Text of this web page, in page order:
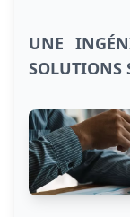
UNE
SOLUTIONS